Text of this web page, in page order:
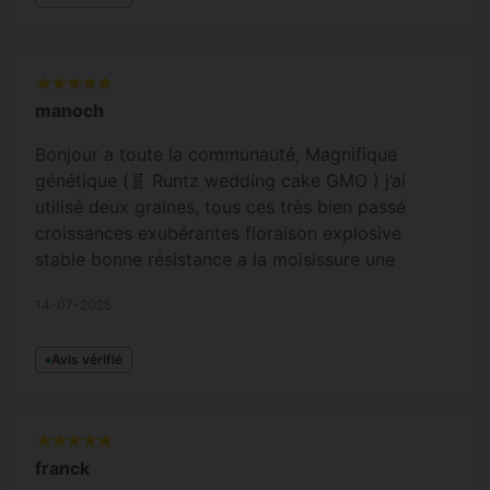
manoch
Bonjour a toute la communauté, Magnifique
génétique (🧬 Runtz wedding cake GMO ) j’ai
utilisé deux graines, tous ces très bien passé
croissances exubérantes floraison explosive
stable bonne résistance a la moisissure une
Avis vérifié
franck